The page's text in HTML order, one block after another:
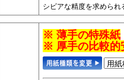
シビアな精度を求めら
※ 薄手の特殊紙
※ 厚手の比較的